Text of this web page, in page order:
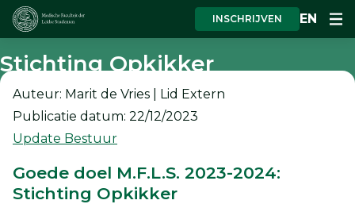
INSCHRIJVEN EN
Stichting Opkikker
Auteur: Marit de Vries | Lid Extern
Publicatie datum: 22/12/2023
Update Bestuur
Goede doel M.F.L.S. 2023-2024:
Stichting Opkikker